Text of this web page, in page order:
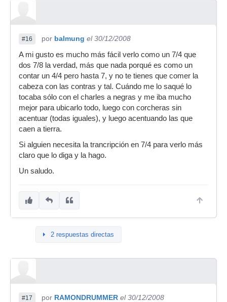
#16 por balmung el 30/12/2008
A mi gusto es mucho más fácil verlo como un 7/4 que
dos 7/8 la verdad, más que nada porqué es como un
contar un 4/4 pero hasta 7, y no te tienes que comer la
cabeza con las contras y tal. Cuándo me lo saqué lo
tocaba sólo con el charles a negras y me iba mucho
mejor para ubicarlo todo, luego con corcheras sin
acentuar (todas iguales), y luego acentuando las que
caen a tierra.
Si alguien necesita la trancripción en 7/4 para verlo más
claro que lo diga y la hago.
Un saludo.
2 respuestas directas
#17 por RAMONDRUMMER el 30/12/2008